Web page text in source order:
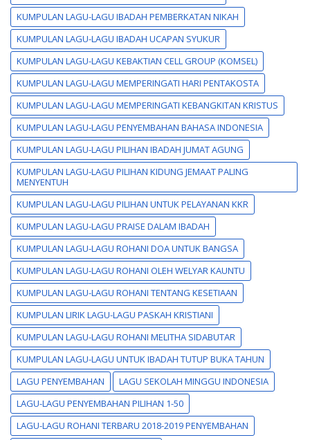
KUMPULAN LAGU-LAGU IBADAH PEMBERKATAN NIKAH
KUMPULAN LAGU-LAGU IBADAH UCAPAN SYUKUR
KUMPULAN LAGU-LAGU KEBAKTIAN CELL GROUP (KOMSEL)
KUMPULAN LAGU-LAGU MEMPERINGATI HARI PENTAKOSTA
KUMPULAN LAGU-LAGU MEMPERINGATI KEBANGKITAN KRISTUS
KUMPULAN LAGU-LAGU PENYEMBAHAN BAHASA INDONESIA
KUMPULAN LAGU-LAGU PILIHAN IBADAH JUMAT AGUNG
KUMPULAN LAGU-LAGU PILIHAN KIDUNG JEMAAT PALING
MENYENTUH
KUMPULAN LAGU-LAGU PILIHAN UNTUK PELAYANAN KKR
KUMPULAN LAGU-LAGU PRAISE DALAM IBADAH
KUMPULAN LAGU-LAGU ROHANI DOA UNTUK BANGSA
KUMPULAN LAGU-LAGU ROHANI OLEH WELYAR KAUNTU
KUMPULAN LAGU-LAGU ROHANI TENTANG KESETIAAN
KUMPULAN LIRIK LAGU-LAGU PASKAH KRISTIANI
KUMPULAN LAGU-LAGU ROHANI MELITHA SIDABUTAR
KUMPULAN LAGU-LAGU UNTUK IBADAH TUTUP BUKA TAHUN
LAGU PENYEMBAHAN
LAGU SEKOLAH MINGGU INDONESIA
LAGU-LAGU PENYEMBAHAN PILIHAN 1-50
LAGU-LAGU ROHANI TERBARU 2018-2019 PENYEMBAHAN